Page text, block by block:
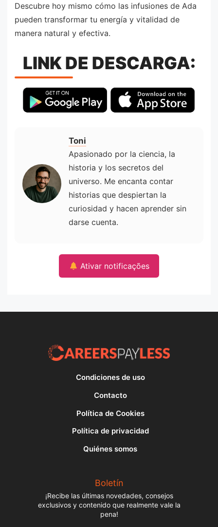
Descubre hoy mismo cómo las infusiones de Ada
pueden transformar tu energía y vitalidad de
manera natural y efectiva.
LINK DE DESCARGA:
Toni
Apasionado por la ciencia, la
historia y los secretos del
universo. Me encanta contar
historias que despiertan la
curiosidad y hacen aprender sin
darse cuenta.
Ativar notificações
Condiciones de uso
Contacto
Política de Cookies
Política de privacidad
Quiénes somos
Boletín
¡Recibe las últimas novedades, consejos
exclusivos y contenido que realmente vale la
pena!